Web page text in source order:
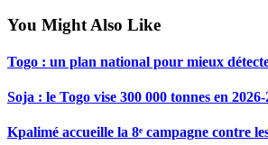
You Might Also Like
Togo : un plan national pour mieux
Soja : le Togo vise 300 000 tonnes en 2026-
Kpalimé accueille la 8ᵉ campagne contre